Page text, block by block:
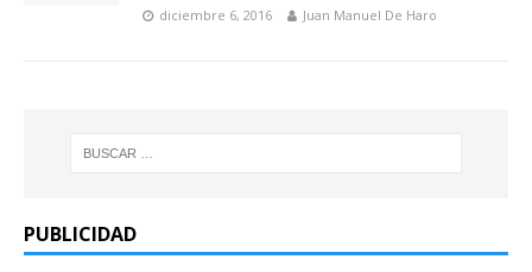
diciembre 6, 2016 Juan Manuel De Haro
PUBLICIDAD